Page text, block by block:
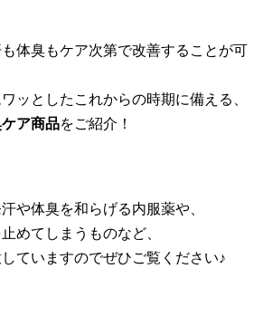
体臭もケア次第で改善することが可
ッとしたこれからの時期に備える、
ア商品をご紹介！
や体臭を和らげる内服薬や、
めてしまうものなど、
ていますのでぜひご覧ください♪